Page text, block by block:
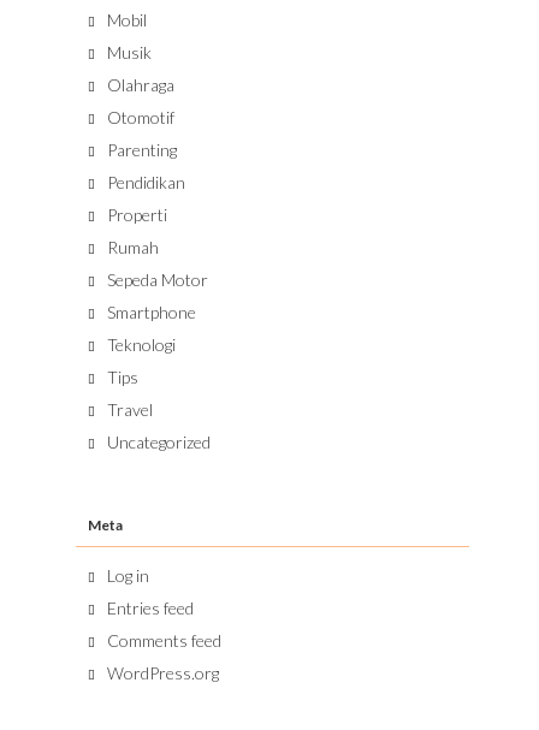
Mobil
Musik
Olahraga
Otomotif
Parenting
Pendidikan
Properti
Rumah
Sepeda Motor
Smartphone
Teknologi
Tips
Travel
Uncategorized
Meta
Log in
Entries feed
Comments feed
WordPress.org